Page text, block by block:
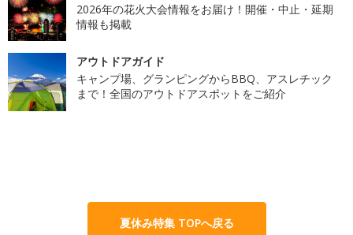
2026年の花火大会情報をお届け！開催・中止・延期
情報も掲載
アウトドアガイド
キャンプ場、グランピングからBBQ、アスレチック
まで！全国のアウトドアスポットをご紹介
夏休み特集 TOPへ戻る